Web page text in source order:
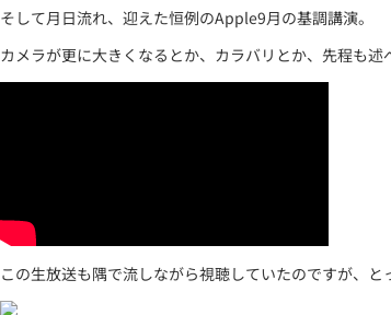
そして月日流れ、迎えた恒例のApple9月の基調講演。
カメラが更に大きくなるとか、カラバリとか、先程も
この生放送も隅で流しながら視聴していたのですが、と